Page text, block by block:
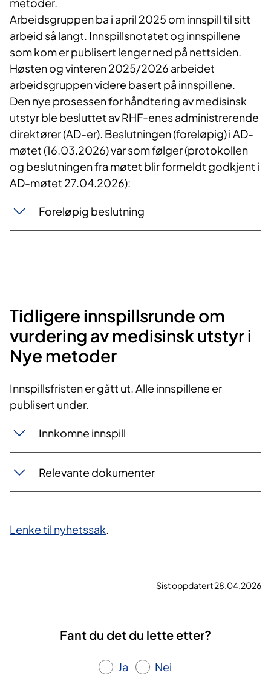
Arbeidsgruppen ba i april 2025 om innspill til sitt
arbeid så langt. Innspillsnotatet og innspillene
som kom er publisert lenger ned på nettsiden.
Høsten og vinteren 2025/2026 arbeidet
arbeidsgruppen videre basert på innspillene.
Den nye prosessen for håndtering av medisinsk
utstyr ble besluttet av RHF-enes administrerende
direktører (AD-er). Beslutningen (foreløpig) i AD-
møtet (16.03.2026) var som følger (protokollen
og beslutningen fra møtet blir formeldt godkjent i
AD-møtet 27.04.2026):
Foreløpig beslutning
Tidligere innspillsrunde om
vurdering av medisinsk utstyr i
Nye metoder
Innspillsfristen er gått ut. Alle innspillene er
publisert under.
Innkomne innspill
Relevante dokumenter
Lenke til nyhetssak.
Sist oppdatert 28.04.2026
Fant du det du lette etter?
Ja Nei